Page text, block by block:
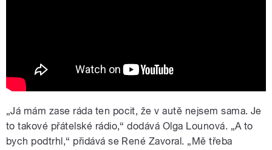
„Já mám zase ráda ten pocit, že v autě nejsem sama. Je
to takové přátelské rádio,“ dodává Olga Lounová. „A to
bych podtrhl,“ přidává se René Zavoral. „Mě třeba